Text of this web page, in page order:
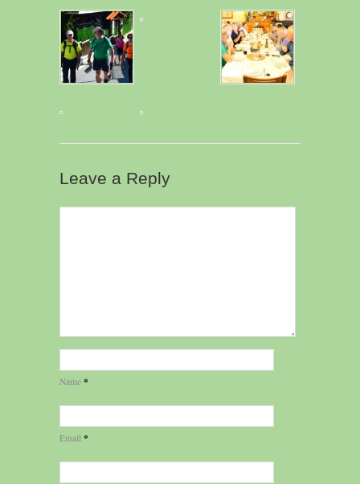
Leave a Reply
Name *
Email *